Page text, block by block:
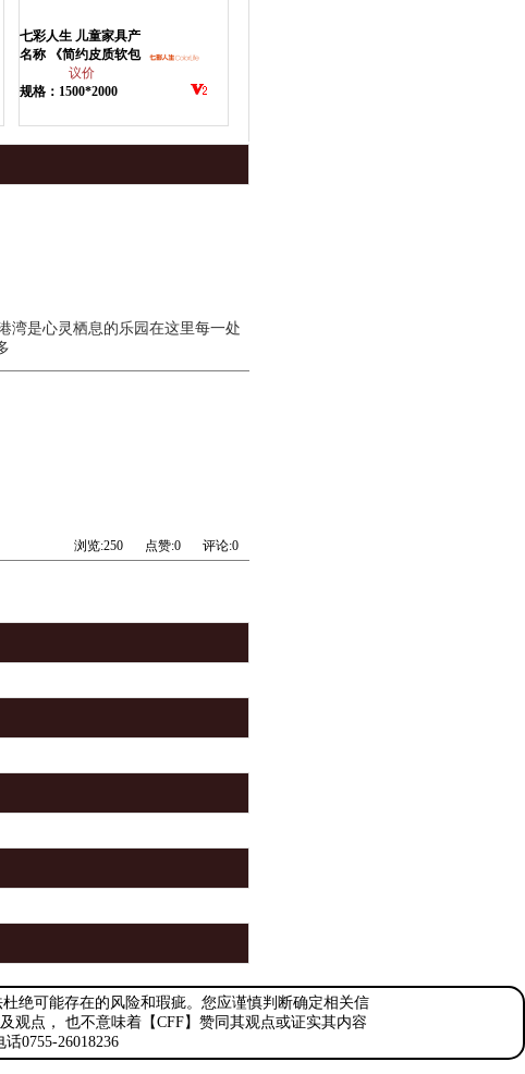
七彩人生 儿童家具产
品
名称 《简约皮质软包
议价
规格：1500*2000
湾是心灵栖息的乐园在这里每一处
浏览:250 点赞:0 评论:0
绝可能存在的风险和瑕疵。您应谨慎判断确定相关信
观点， 也不意味着【CFF】赞同其观点或证实其内容
0755-26018236